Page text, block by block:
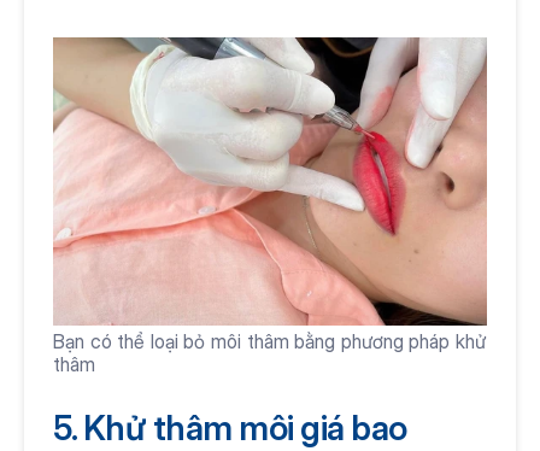
Bạn có thể loại bỏ môi thâm bằng phương pháp khử
thâm
5. Khử thâm môi giá bao